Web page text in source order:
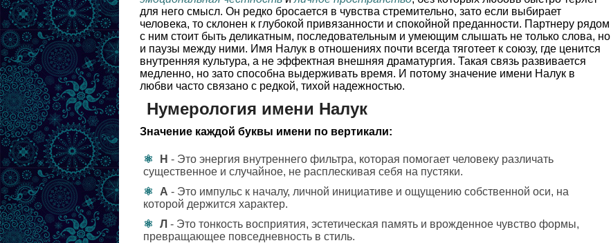
для него смысл. Он редко бросается в чувства стремительно, зато если выбирает
человека, то склонен к глубокой привязанности и спокойной преданности. Партнеру рядом
с ним стоит быть деликатным, последовательным и умеющим слышать не только слова, но
и паузы между ними. Имя Налук в отношениях почти всегда тяготеет к союзу, где ценится
внутренняя культура, а не эффектная внешняя драматургия. Такая связь развивается
медленно, но зато способна выдерживать время. И потому значение имени Налук в
любви часто связано с редкой, тихой надежностью.
Нумерология имени Налук
Значение каждой буквы имени по вертикали:
Н - Это энергия внутреннего фильтра, которая помогает человеку различать
существенное и случайное, не расплескивая себя на пустяки.
А - Это импульс к началу, личной инициативе и ощущению собственной оси, на
которой держится характер.
Л - Это тонкость восприятия, эстетическая память и врожденное чувство формы,
превращающее повседневность в стиль.